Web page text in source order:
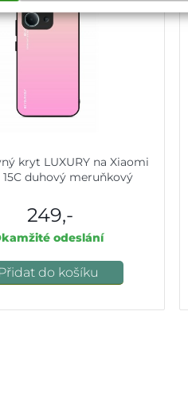
kryt LUXURY na Xiaomi
15C duhový meruňkový
249,-
odeslání
Přidat do košíku